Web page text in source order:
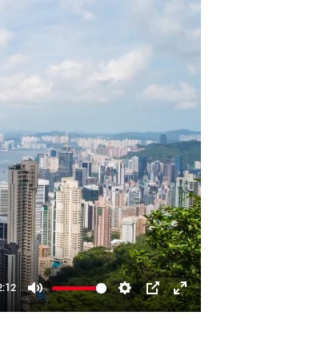
Mute Settings
PIP Enter